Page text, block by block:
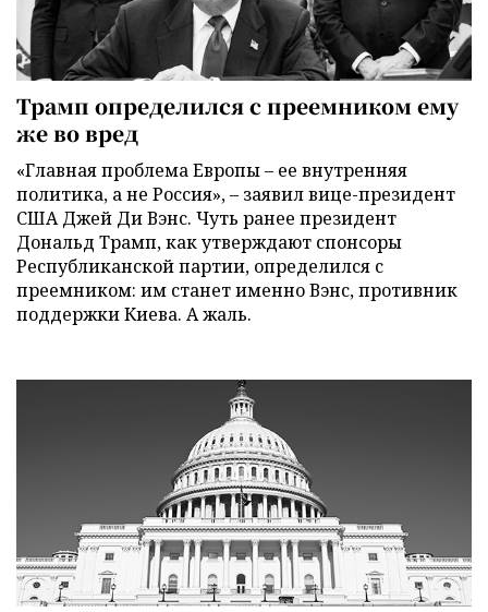
Трамп определился с преемником ему
же во вред
«Главная проблема Европы – ее внутренняя
политика, а не Россия», – заявил вице-президент
США Джей Ди Вэнс. Чуть ранее президент
Дональд Трамп, как утверждают спонсоры
Республиканской партии, определился с
преемником: им станет именно Вэнс, противник
поддержки Киева. А жаль.